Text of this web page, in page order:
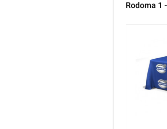
Rodoma 1